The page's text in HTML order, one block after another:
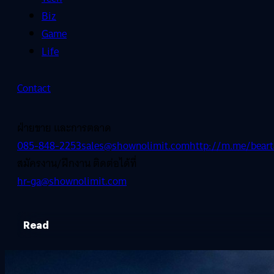
Biz
Game
Life
Contact
ฝ่ายขาย และการตลาด
085-848-2253sales@shownolimit.comhttp://m.me/
สมัครงาน/ฝึกงาน ติดต่อได้ที่
hr-ga@shownolimit.com
Read